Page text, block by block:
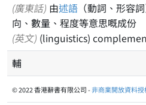
(廣東話) 由述語 （動詞、形容
向、數量、程度等意思嘅成份
(英文) (linguistics)
輔
© 2022 香港辭書有限公司 -非商業開放資料授